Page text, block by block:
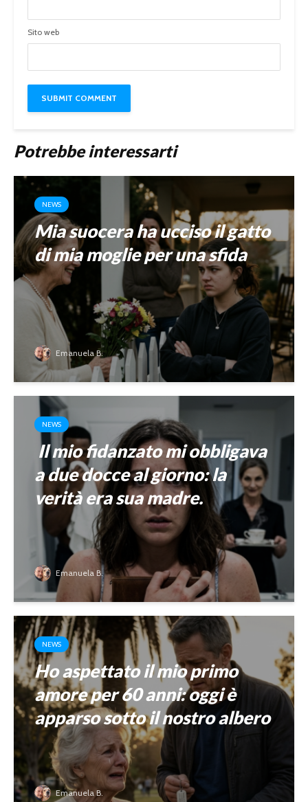
Sito web
Potrebbe interessarti
NEWS
Mia suocera ha ucciso il gatto
di mia moglie per una sfida
Emanuela B.
NEWS
Il mio fidanzato mi obbligava
a due docce al giorno: la
verità era sua madre.
Emanuela B.
NEWS
Ho aspettato il mio primo
amore per 60 anni: oggi è
apparso sotto il nostro albero
Emanuela B.